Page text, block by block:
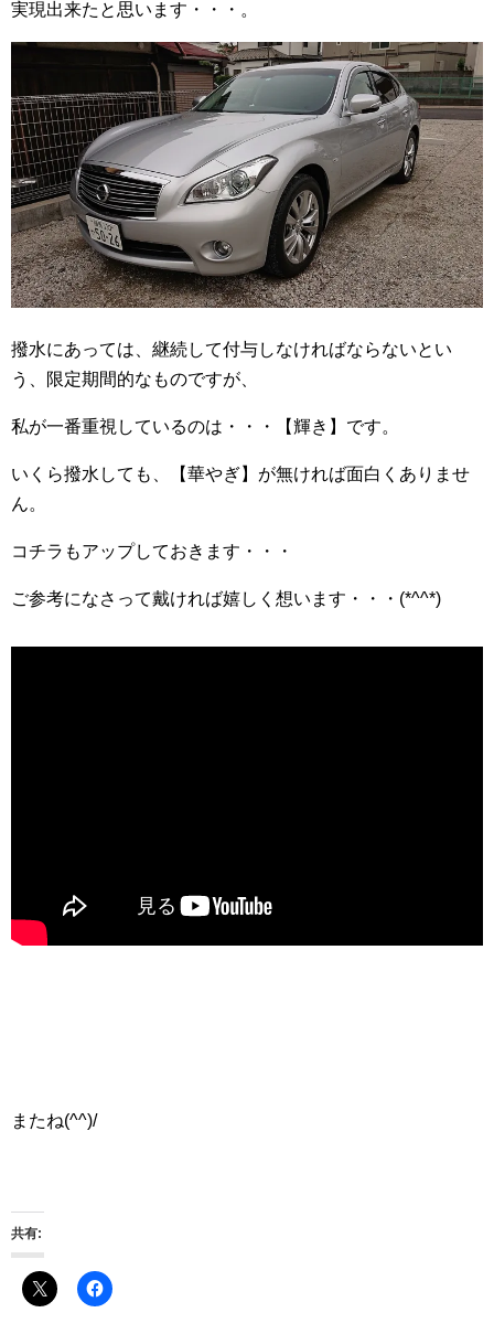
実現出来たと思います・・・。
撥水にあっては、継続して付与しなければならないとい
う、限定期間的なものですが、
私が一番重視しているのは・・・【輝き】です。
いくら撥水しても、【華やぎ】が無ければ面白くありませ
ん。
コチラもアップしておきます・・・
ご参考になさって戴ければ嬉しく想います・・・(*^^*)
またね(^^)/
共有: